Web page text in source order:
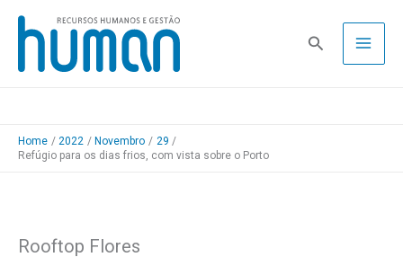
Skip
content
Pesquisa
Home 2022 Novembro
29
Refúgio para os dias frios, com vista sobre o Porto
Rooftop Flores